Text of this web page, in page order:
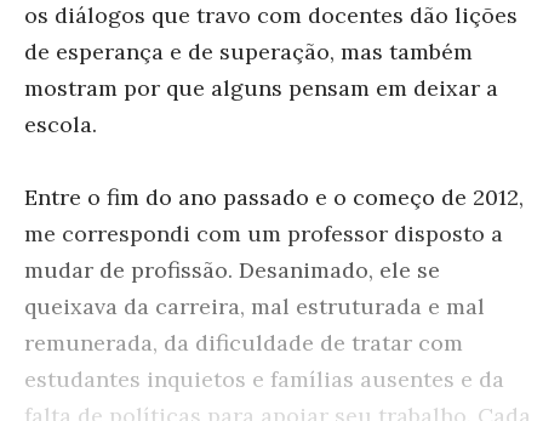
os diálogos que travo com docentes dão lições
de esperança e de superação, mas também
mostram por que alguns pensam em deixar a
escola.
Entre o fim do ano passado e o começo de 2012,
me correspondi com um professor disposto a
mudar de profissão. Desanimado, ele se
queixava da carreira, mal estruturada e mal
remunerada, da dificuldade de tratar com
estudantes inquietos e famílias ausentes e da